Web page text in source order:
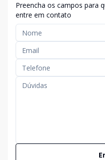
Preencha os campos para
entre em contato